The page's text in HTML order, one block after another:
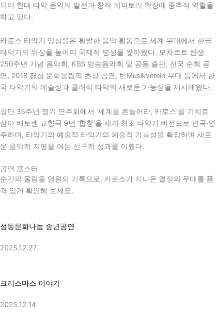
되어 현대 타악 음악의 발전과 창작 레퍼토리 확장에 중추적 역할을
하고 있다.
카로스 타악기 앙상블은 활발한 음악 활동으로 세계 무대에서 한국
타악기의 위상을 높이며 국제적 명성을 쌓아왔다. 모차르트 탄생
250주년 기념 음악회, KBS 방송음악회 및 공동 출판, 전국 순회 공
연, 2018 평창 문화올림픽 초청 공연, 빈Musikverein 무대 등에서 한
국 타악기의 예술성과 클래식 타악의 새로운 가능성을 제시해왔다.
창단 35주년 정기 연주회에서 ‘세계를 흔들어라, 카로스’를 기치로
삼아 베토벤 교향곡 9번 ‘합창’을 세계 최초 타악기 버전으로 편곡·연
주하며, 타악기의 예술적 타악기의 예술적 가능성을 확장하며 새로
운 음악적 지평을 여는 선구적 성과를 이뤘다.
공연 포스터
순간의 울림을 영원의 기록으로. 카로스가 지나온 열정의 무대를 품
격 있게 확인해 보세요.
성동문화나눔 송년공연
2025.12.27
크리스마스 이야기
2025.12.14